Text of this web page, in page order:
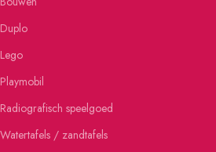
Duplo
Lego
Playmobil
Radiografisch speelgoed
Watertafels / zandtafels